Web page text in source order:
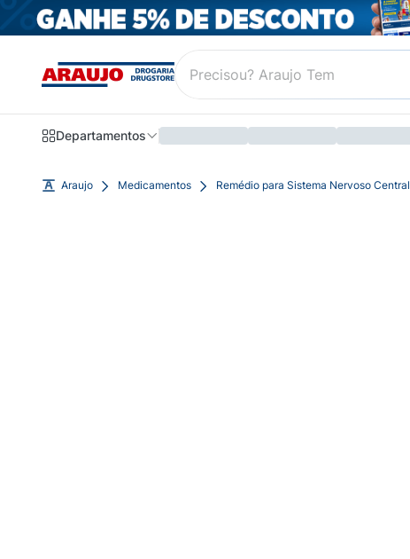
Departamentos
Araujo Medicamentos Remédio para Sistema Nervoso Central